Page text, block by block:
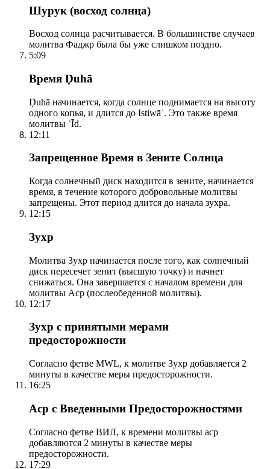
Шурук (восход солнца)
Восход солнца расчитывается. В большинстве случаев
молитва Фаджр была бы уже слишком поздно.
5:09
Время Ḍuhā
Ḍuhā начинается, когда солнце поднимается на высоту
одного копья, и длится до Istiwāʾ. Это также время
молитвы ʿĪd.
12:11
Запрещенное Время в Зените Солнца
Когда солнечный диск находится в зените, начинается
время, в течение которого добровольные молитвы
запрещены. Этот период длится до начала зухра.
12:15
Зухр
Молитва Зухр начинается после того, как солнечный
диск пересечет зенит (высшую точку) и начнет
снижаться. Она завершается с началом времени для
молитвы Аср (послеобеденной молитвы).
12:17
Зухр с принятыми мерами
предосторожности
Согласно фетве MWL, к молитве Зухр добавляется 2
минуты в качестве меры предосторожности.
16:25
Аср с Введенными Предосторожностями
Согласно фетве ВИЛ, к времени молитвы аср
добавляются 2 минуты в качестве меры
предосторожности.
17:29